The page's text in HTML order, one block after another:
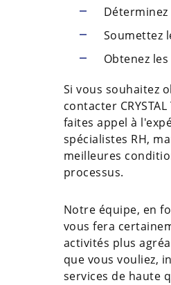
Soumettez
Obtenez
Si vous souhaitez
contacter
faites appel à
spécialistes RH,
meilleures
processus.
Notre équipe, en
vous fera
activités plus
que vous vouliez,
services de haute